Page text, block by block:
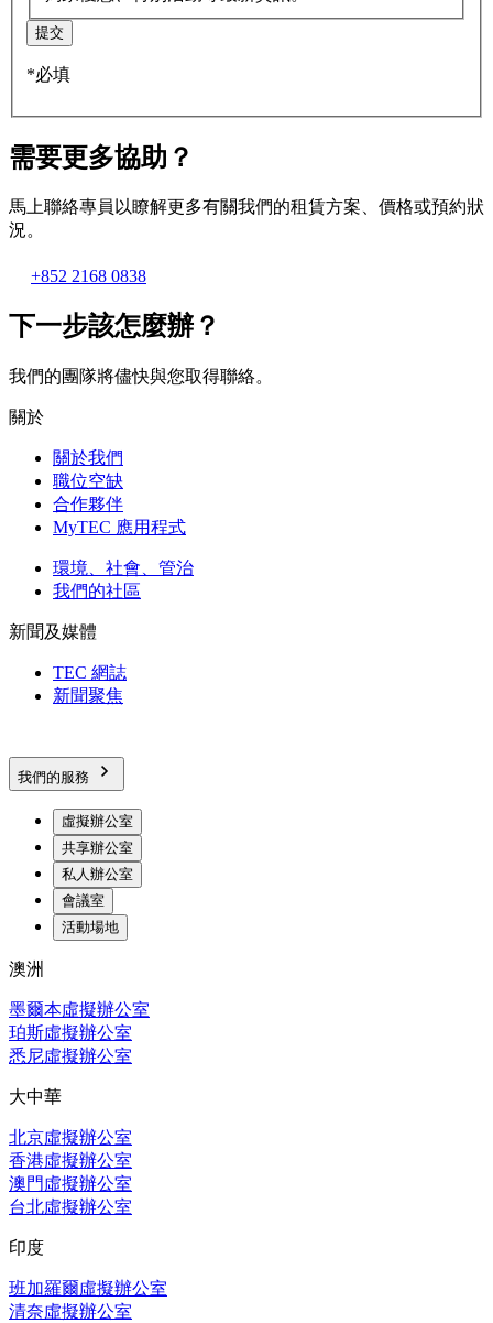
提交
*必填
需要更多協助？
馬上聯絡專員以瞭解更多有關我們的租賃方案、價格或預約狀
況。
+852 2168 0838
下一步該怎麼辦？
我們的團隊將儘快與您取得聯絡。
關於
關於我們
職位空缺
合作夥伴
MyTEC 應用程式
環境、社會、管治
我們的社區
新聞及媒體
TEC 網誌
新聞聚焦
我們的服務
虛擬辦公室
共享辦公室
私人辦公室
會議室
活動場地
澳洲
墨爾本虛擬辦公室
珀斯虛擬辦公室
悉尼虛擬辦公室
大中華
北京虛擬辦公室
香港虛擬辦公室
澳門虛擬辦公室
台北虛擬辦公室
印度
班加羅爾虛擬辦公室
清奈虛擬辦公室